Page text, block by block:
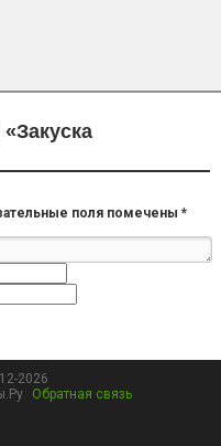
поля помечены *
2026
Обратная связь